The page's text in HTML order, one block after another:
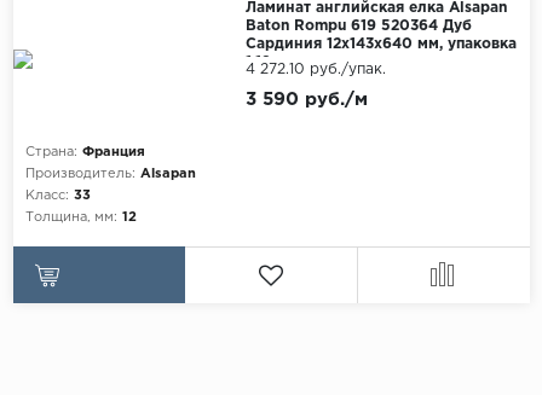
Ламинат английская елка Alsapan
Baton Rompu 619 520364 Дуб
Сардиния 12x143x640 мм, упаковка
1.19 м
Страна: Франция
Производитель: Alsapan
Класс: 33
Толщина, мм: 12
3 590 руб./м
4 272.10 руб./упак.